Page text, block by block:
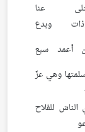
عنا
وبدع
أعمد سبع
وهي عزّ
الناسَ للفلاح